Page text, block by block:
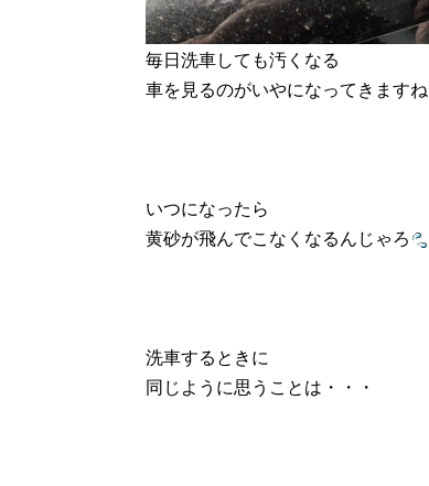
毎日洗車しても汚くなる
車を見るのがいやになってきますね
いつになったら
黄砂が飛んでこなくなるんじゃろ
洗車するときに
同じように思うことは・・・